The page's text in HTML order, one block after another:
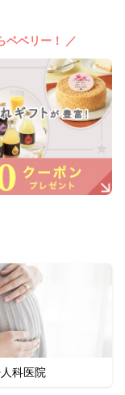
ベベリー！ ／
科医院